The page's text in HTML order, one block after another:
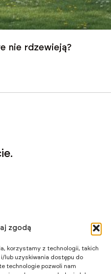
zgodą
korzystamy z technologii, takich
lub uzyskiwania dostępu do
technologie pozwoli nam
nie rdzewieją?